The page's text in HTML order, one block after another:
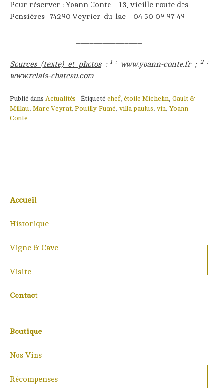
Pour réserver : Yoann Conte – 13, vieille route des
Pensières- 74290 Veyrier-du-lac – 04 50 09 97 49
Sources (texte) et photos:1 : www.yoann-conte.fr ;2 :
www.relais-chateau.com
Publié dans Actualités Étiqueté chef, étoile Michelin, Gault &
Millau, Marc Veyrat, Pouilly-Fumé, villa paulus, vin, Yoann
Conte
Accueil
Historique
Vigne & Cave
Visite
Contact
Boutique
Nos Vins
Récompenses